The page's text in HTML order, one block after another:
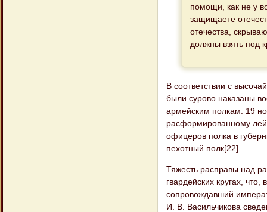
помощи, как не у
защищаете
отечества,
должны взять под
В соответствии с
были сурово наказаны
армейским полкам. 19
расформированному
офицеров полка в
пехотный полк[22].
Тяжесть расправы над
гвардейских кругах,
сопровождавший
И. В. Васильчикова